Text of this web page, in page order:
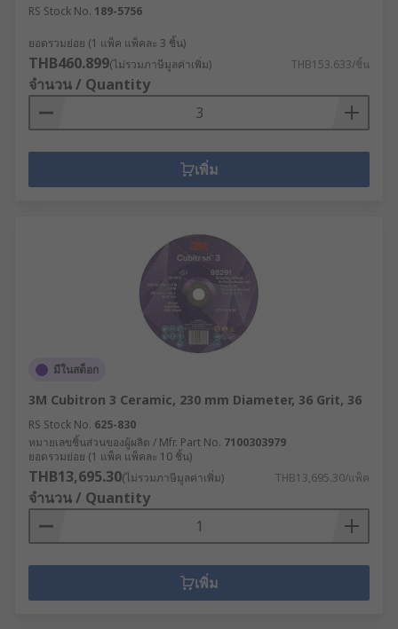
RS Stock No. 189-5756
ยอดรวมย่อย (1 แพ็ค แพ็คละ 3 ชิ้น)
THB460.899(ไม่รวมภาษีมูลค่าเพิ่ม) THB153.633/ชิ้น
จำนวน / Quantity
เพิ่ม
มีในสต็อก
3M Cubitron 3 Ceramic, 230 mm Diameter, 36 Grit, 36
RS Stock No. 625-830
หมายเลขชิ้นส่วนของผู้ผลิต / Mfr. Part No. 7100303979
ยอดรวมย่อย (1 แพ็ค แพ็คละ 10 ชิ้น)
THB13,695.30(ไม่รวมภาษีมูลค่าเพิ่ม) THB13,695.30/แพ็ค
จำนวน / Quantity
เพิ่ม